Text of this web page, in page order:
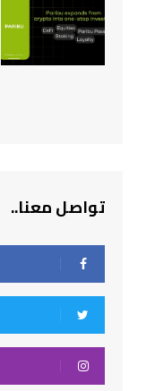
تواصل معنا..